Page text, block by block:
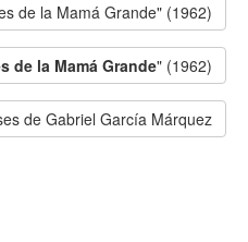
de la Mamá Grande" (1962)
de la Mamá Grande" (1962)
de Gabriel García Márquez